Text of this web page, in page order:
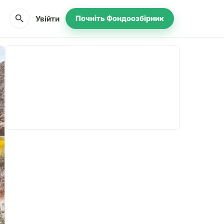
search Увійти Почніть Фондоозбірник